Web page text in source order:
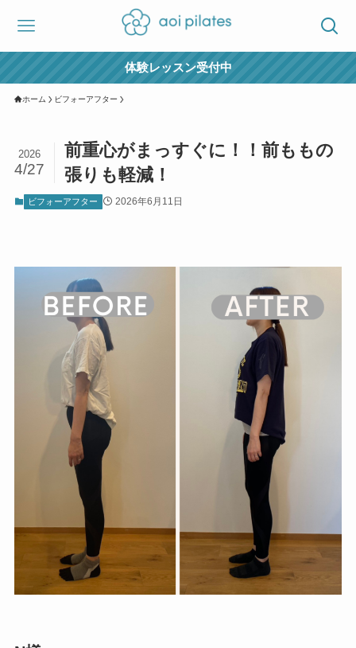
体験レッスン受付中
ホーム ビフォーアフター
前重心がまっすぐに！！前ももの
張りも軽減！
2026
4/27
ビフォーアフター 2026年6月11日